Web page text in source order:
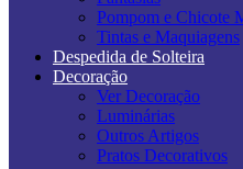
Pompom e Chicote
Tintas e Maquiagens
Despedida de Solteira
Decoração
Ver Decoração
Luminárias
Outros Artigos
Pratos Decorativos